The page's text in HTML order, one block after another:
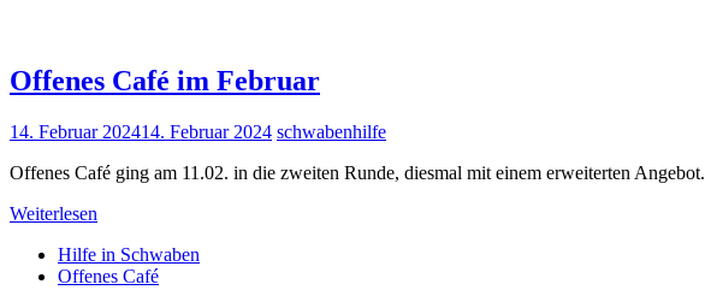
Offenes Café im Februar
14. Februar 202414. Februar 2024 schwabenhilfe
Offenes Café ging am 11.02. in die zweiten Runde, diesmal mit einem erweiterten Angebot.
Weiterlesen
Hilfe in Schwaben
Offenes Café